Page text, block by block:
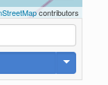
contributors